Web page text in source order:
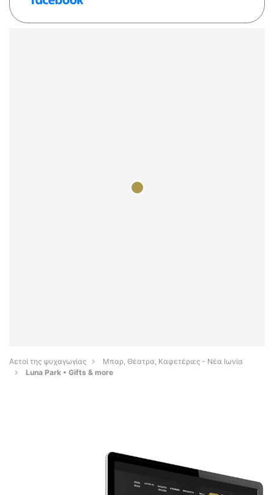
Αετοί της ψυχαγωγίας
Μπαρ, Θέατρα, Καφετέριες - Νέα Ιωνία
Luna Park • Gifts & more